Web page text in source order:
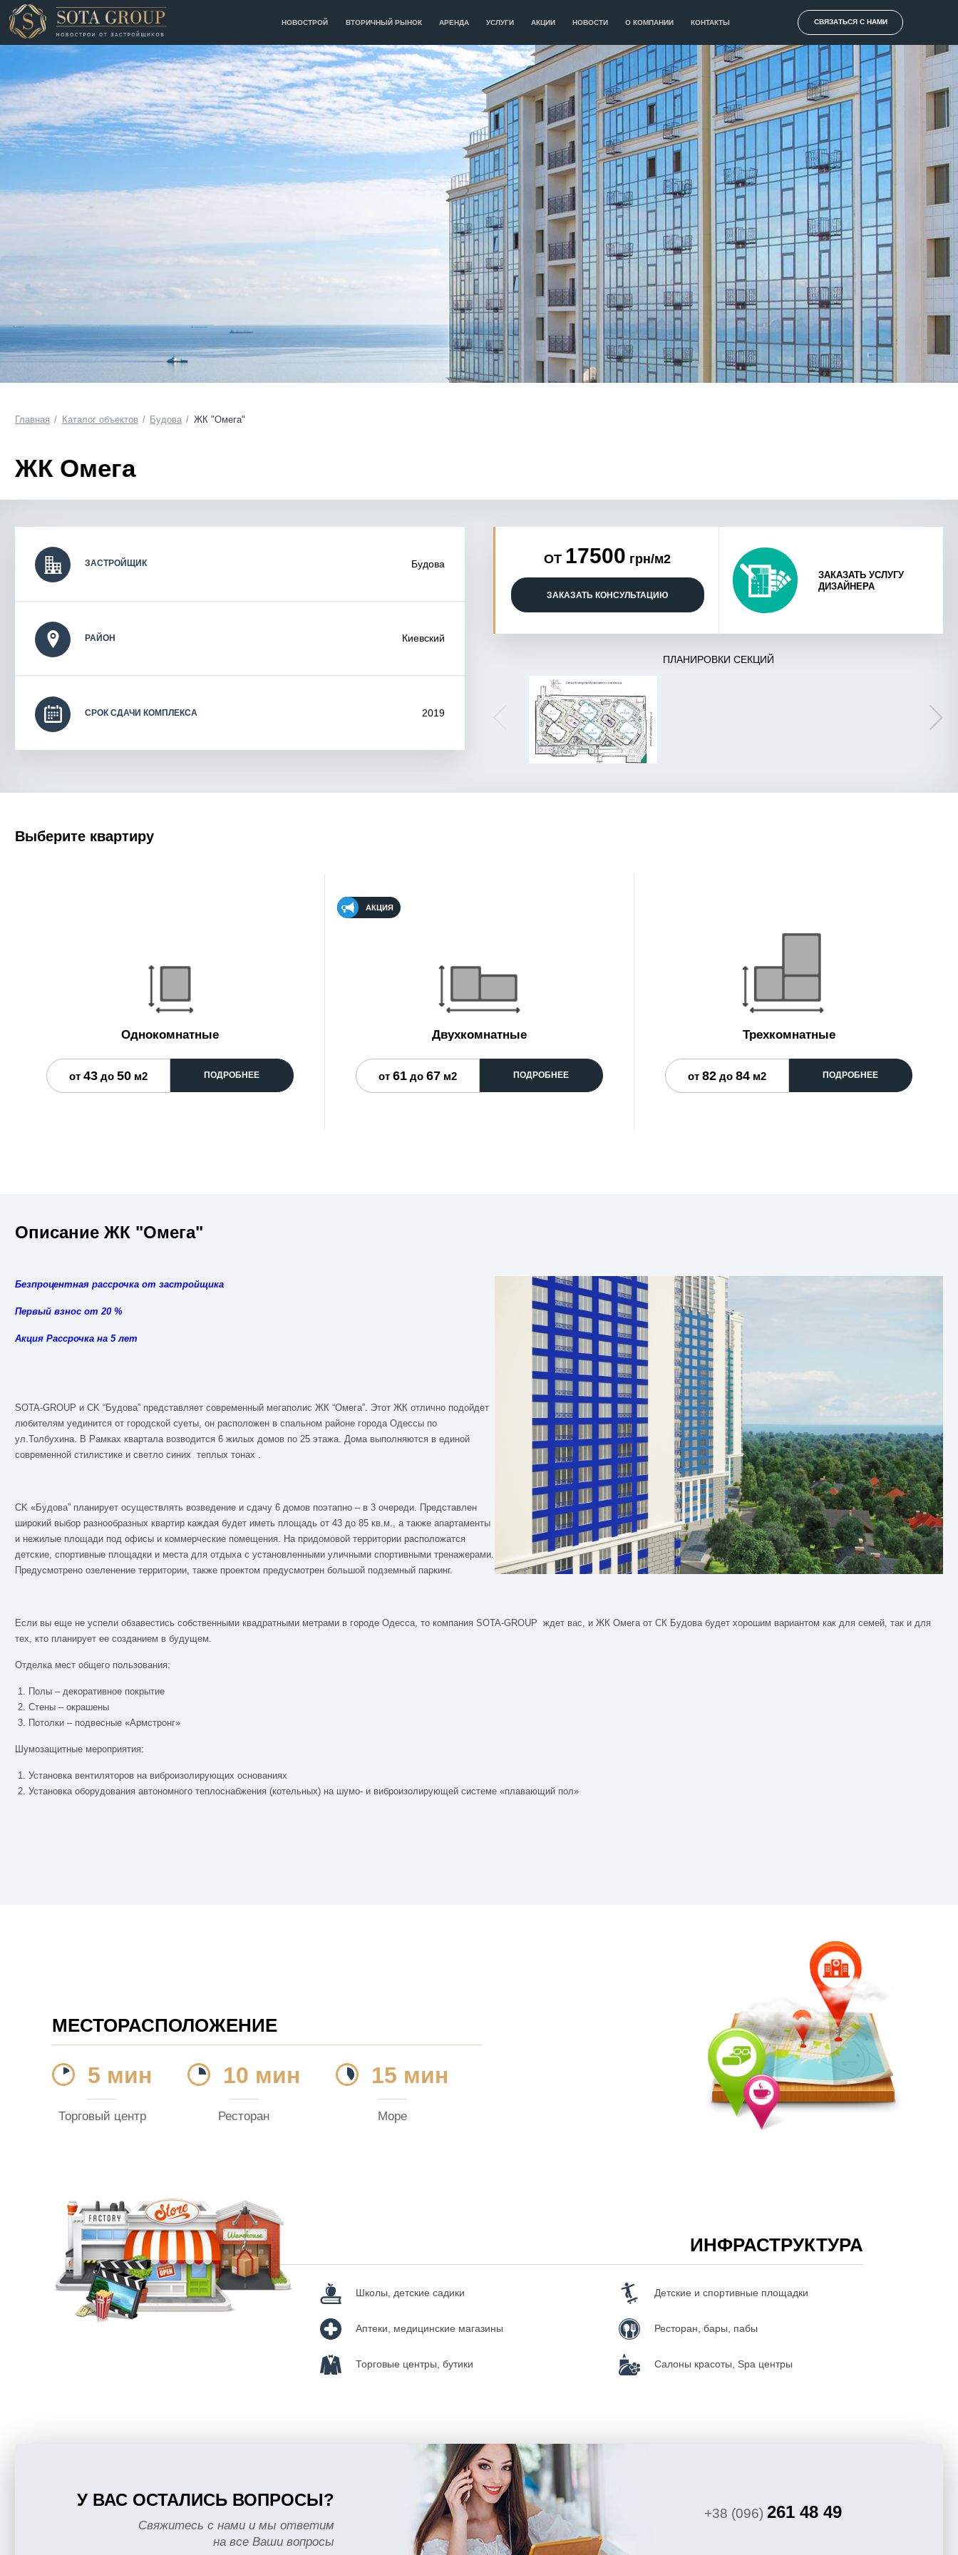
НОВОСТРОЙ ВТОРИЧНЫЙ РЫНОК АРЕНДА УСЛУГИ АКЦИИ НОВОСТИ О КОМПАНИИ КОНТАКТЫ СВЯЗАТЬСЯ С НАМИ
Главная Каталог объектов Будова ЖК "Омега"
ЖК Омега
ЗАСТРОЙЩИК Будова
РАЙОН Киевский
СРОК СДАЧИ КОМПЛЕКСА 2019
ОТ 17500 грн/м2
ЗАКАЗАТЬ КОНСУЛЬТАЦИЮ
ЗАКАЗАТЬ УСЛУГУ
ДИЗАЙНЕРА
ПЛАНИРОВКИ СЕКЦИЙ
Выберите квартиру
Однокомнатные
от 43до 50м2 ПОДРОБНЕЕ
АКЦИЯ
Двухкомнатные
от 61до 67м2 ПОДРОБНЕЕ
Трехкомнатные
от 82до 84м2 ПОДРОБНЕЕ
Описание ЖК "Омега"
Безпроцентная рассрочка от застройщика
Первый взнос от 20 %
Акция Рассрочка на 5 лет
SOTA-GROUP и CK “Будова” представляет современный мегаполис ЖК “Омега”. Этот ЖК отлично подойдет
любителям уединится от городской суеты, он расположен в спальном районе города Одессы по
ул.Толбухина. В Рамках квартала возводится 6 жилых домов по 25 этажа. Дома выполняются в единой
современной стилистике и светло синих теплых тонах .
СK «Будова” планирует осуществлять возведение и сдачу 6 домов поэтапно – в 3 очереди. Представлен
широкий выбор разнообразных квартир каждая будет иметь площадь от 43 до 85 кв.м., а также апартаменты
и нежилые площади под офисы и коммерческие помещения. На придомовой территории расположатся
детские, спортивные площадки и места для отдыха с установленными уличными спортивными тренажерами.
Предусмотрено озеленение территории, также проектом предусмотрен большой подземный паркинг.
Если вы еще не успели обзавестись собственными квадратными метрами в городе Одесса, то компания SOTA-GROUP ждет вас, и ЖК Омега от СК Будова будет хорошим вариантом как для семей, так и для
тех, кто планирует ее созданием в будущем.
Отделка мест общего пользования:
Полы – декоративное покрытие
Стены – окрашены
Потолки – подвесные «Армстронг»
Шумозащитные мероприятия:
Установка вентиляторов на виброизолирующих основаниях
Установка оборудования автономного теплоснабжения (котельных) на шумо- и виброизолирующей системе «плавающий пол»
МЕСТОРАСПОЛОЖЕНИЕ
5 мин
Торговый центр
10 мин
Ресторан
15 мин
Море
ИНФРАСТРУКТУРА
Школы, детские садики Детские и спортивные площадки
Аптеки, медицинские магазины Ресторан, бары, пабы
Торговые центры, бутики Салоны красоты, Spa центры
У ВАС ОСТАЛИСЬ ВОПРОСЫ?
Свяжитесь с нами и мы ответим
на все Ваши вопросы
+38 (096) 261 48 49